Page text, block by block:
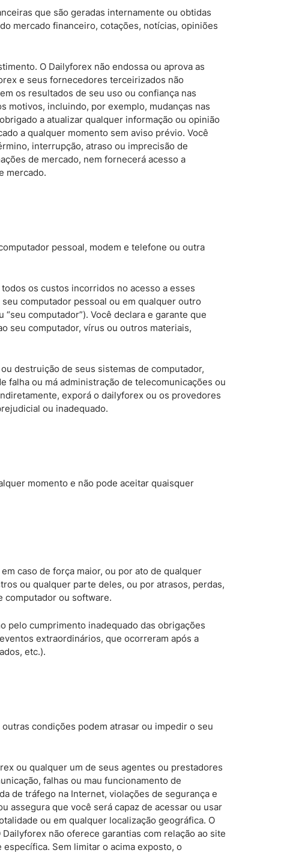
que são geradas internamente ou obtidas
mercado financeiro, cotações, notícias, opiniões
O Dailyforex não endossa ou aprova as
e seus fornecedores terceirizados não
os resultados de seu uso ou confiança nas
motivos, incluindo, por exemplo, mudanças nas
a atualizar qualquer informação ou opinião
a qualquer momento sem aviso prévio. Você
interrupção, atraso ou imprecisão de
de mercado, nem fornecerá acesso a
mercado.
pessoal, modem e telefone ou outra
os custos incorridos no acesso a esses
computador pessoal ou em qualquer outro
computador”). Você declara e garante que
seu computador, vírus ou outros materiais,
destruição de seus sistemas de computador,
ou má administração de telecomunicações ou
exporá o dailyforex ou os provedores
ou inadequado.
momento e não pode aceitar quaisquer
caso de força maior, ou por ato de qualquer
ou qualquer parte deles, ou por atrasos, perdas,
computador ou software.
pelo cumprimento inadequado das obrigações
extraordinários, que ocorreram após a
etc.).
condições podem atrasar ou impedir o seu
ou qualquer um de seus agentes ou prestadores
falhas ou mau funcionamento de
de tráfego na Internet, violações de segurança e
assegura que você será capaz de acessar ou usar
ou em qualquer localização geográfica. O
não oferece garantias com relação ao site
Sem limitar o acima exposto, o